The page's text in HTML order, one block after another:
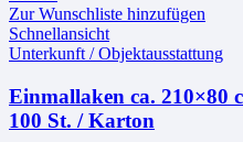
Zur Wunschliste hinzufügen
Schnellansicht
Unterkunft / Objektausstattung
Einmallaken ca. 210×80
100 St. / Karton